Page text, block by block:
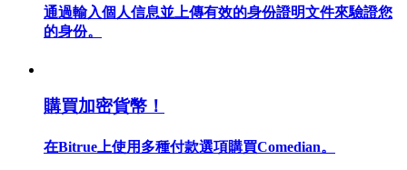
學習如何保持盈利
通過輸入個人信息並上傳有效的身份證明文件來驗證您
的身份。
購買加密貨幣！
在Bitrue上使用多種付款選項購買Comedian。